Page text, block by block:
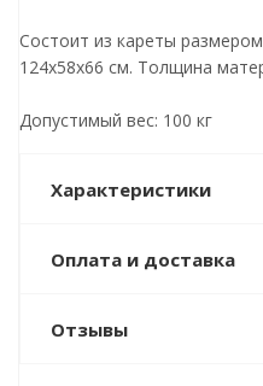
Состоит из кареты
124х58х66 см. Толщина
Допустимый вес: 100 кг
Характеристики
Оплата и доставка
Отзывы